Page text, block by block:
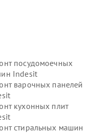
посудомоечных
Indesit
варочных панелей
кухонных плит
стиральных машин